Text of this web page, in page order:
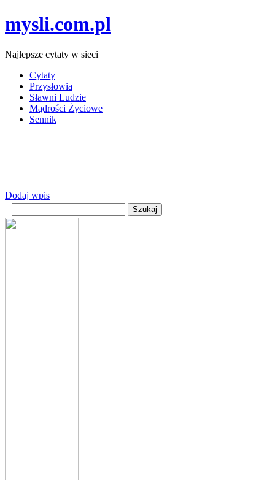
mysli.com.pl
Najlepsze cytaty w sieci
Cytaty
Przysłowia
Sławni Ludzie
Mądrości Życiowe
Sennik
Dodaj wpis